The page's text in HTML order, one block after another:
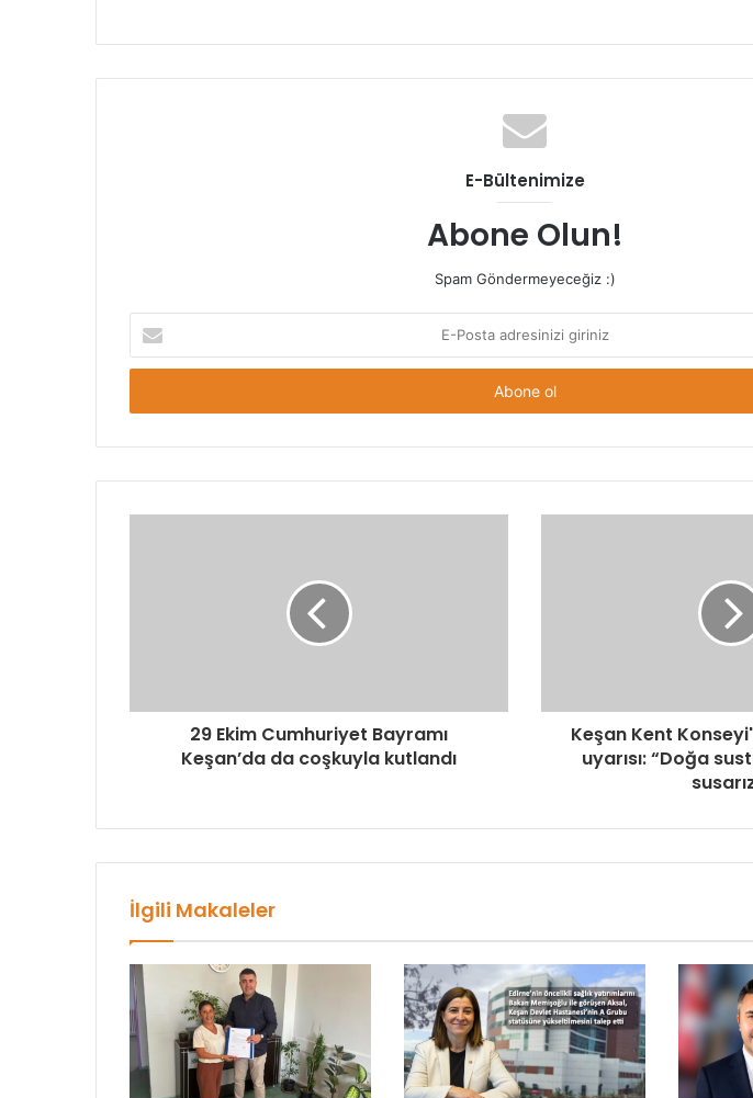
E-Bültenimize
Abone Olun!
Spam Göndermeyeceğiz :)
Posta
adresinizi
29 Ekim Cumhuriyet Bayramı
Keşan’da da coşkuyla kutlandı
Keşan Kent
uyarısı: “Doğa
İlgili Makaleler